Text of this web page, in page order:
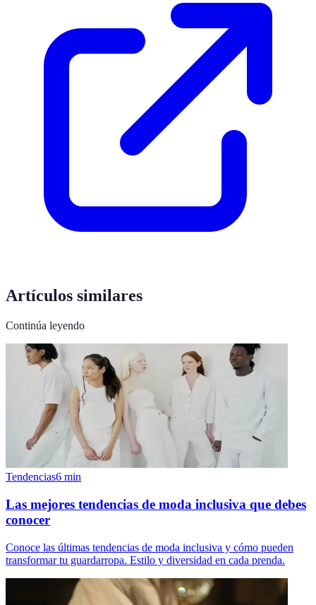
Artículos similares
Continúa leyendo
Tendencias6 min
Las mejores tendencias de moda inclusiva que debes
conocer
Conoce las últimas tendencias de moda inclusiva y cómo pueden
transformar tu guardarropa. Estilo y diversidad en cada prenda.